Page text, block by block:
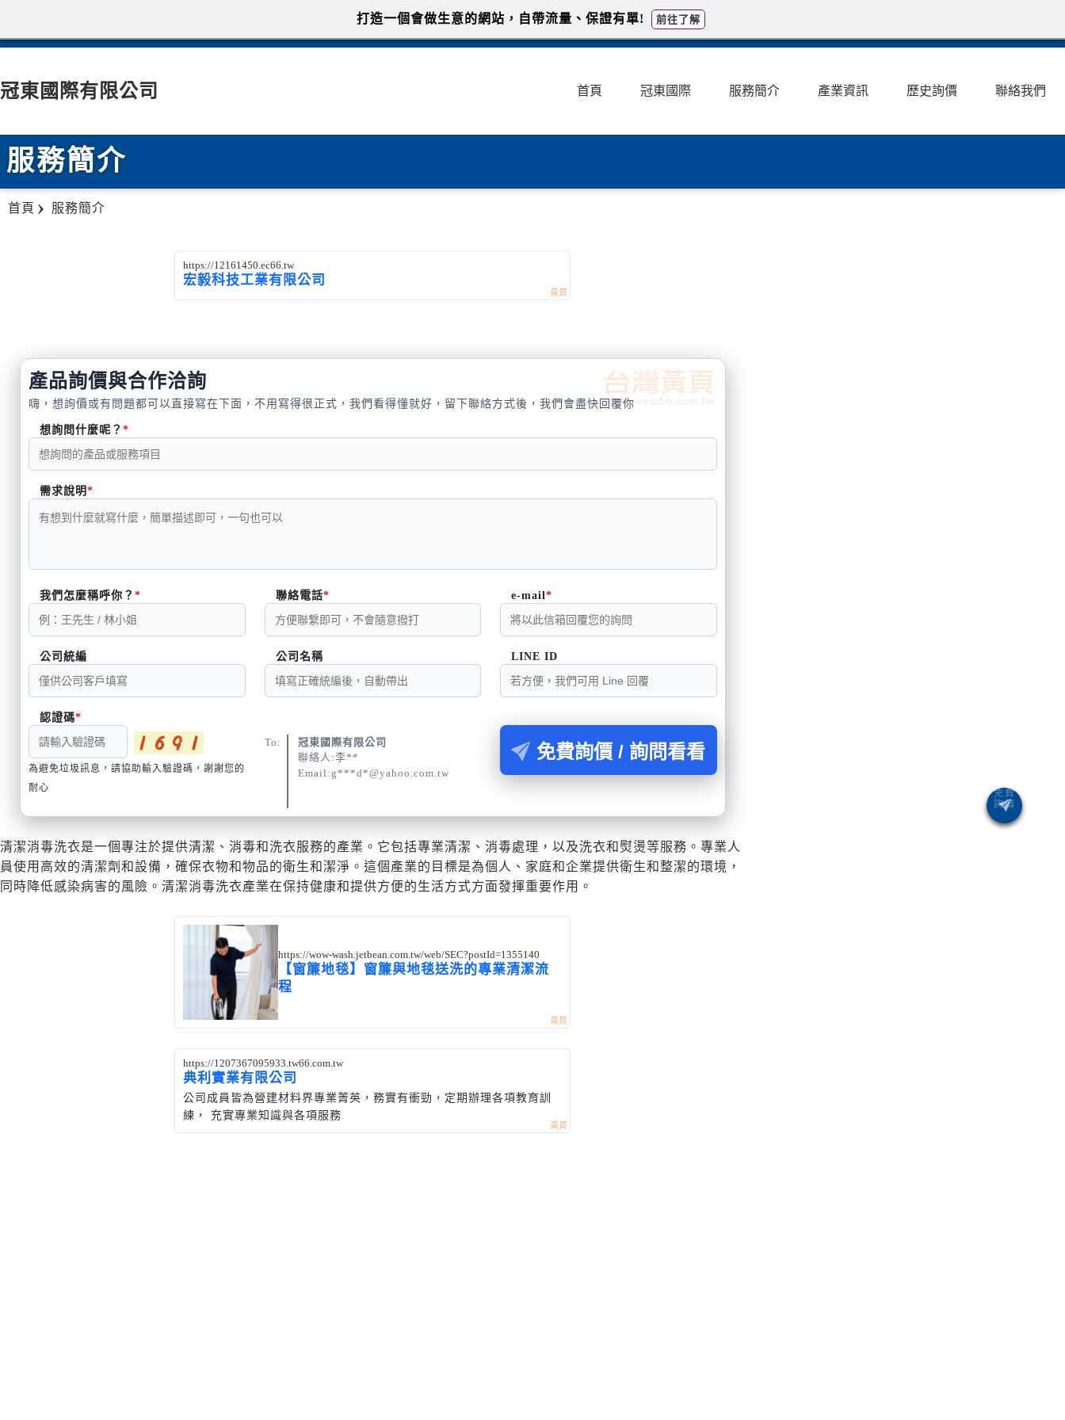
冠東國際有限公司 首頁 冠東國際 服務簡介 產業資訊 歷史詢價 聯絡我們
服務簡介
首頁 服務簡介
https://12161450.ec66.tw
宏毅科技工業有限公司
產品詢價與合作洽詢
嗨，想詢價或有問題都可以直接寫在下面，不用寫得很正式，我們看得懂就好，留下聯絡方式後，我們會盡快回覆你
想詢問什麼呢？
需求說明
我們怎麼稱呼你？ 聯絡電話 e-mail
公司統編 公司名稱 LINE ID
認證碼
為避免垃圾訊息，請協助輸入驗證碼，謝謝您的
耐心
To:
冠東國際有限公司
聯絡人:李**
Email:g***d*@yahoo.com.tw
免費詢價 / 詢問看看
清潔消毒洗衣是一個專注於提供清潔、消毒和洗衣服務的產業。它包括專業清潔、消毒處理，以及洗衣和熨燙等服務。專業人
員使用高效的清潔劑和設備，確保衣物和物品的衛生和潔淨。這個產業的目標是為個人、家庭和企業提供衛生和整潔的環境，
同時降低感染病害的風險。清潔消毒洗衣產業在保持健康和提供方便的生活方式方面發揮重要作用。
https://wow-wash.jetbean.com.tw/web/SEC?postId=1355140
【窗簾地毯】窗簾與地毯送洗的專業清潔流
程
https://1207367095933.tw66.com.tw
典利實業有限公司
公司成員皆為營建材料界專業菁英，務實有衝勁，定期辦理各項教育訓
練， 充實專業知識與各項服務
打造一個會做生意的網站，自帶流量、保證有單! 前往了解